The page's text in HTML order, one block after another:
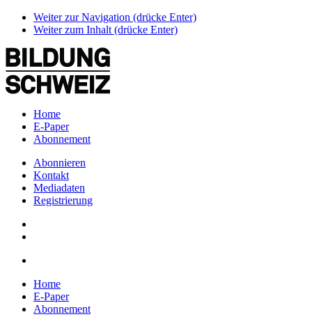
Weiter zur Navigation (drücke Enter)
Weiter zum Inhalt (drücke Enter)
Home
E-Paper
Abonnement
Abonnieren
Kontakt
Mediadaten
Registrierung
Home
E-Paper
Abonnement